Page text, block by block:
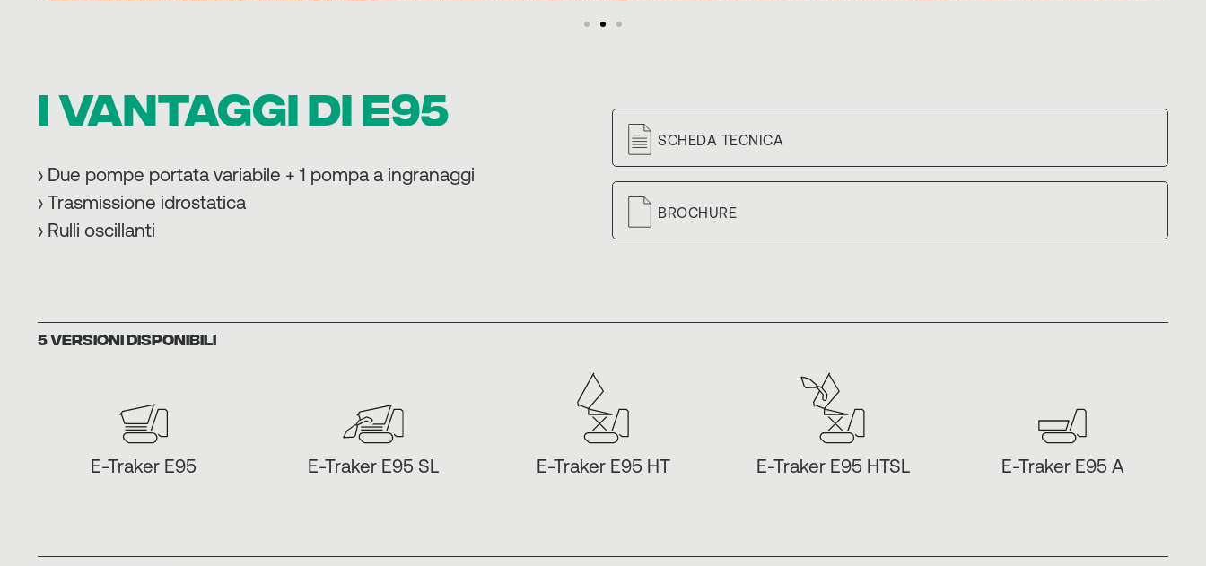
I VANTAGGI DI E95
› Due pompe portata variabile + 1 pompa a ingranaggi
› Trasmissione idrostatica
› Rulli oscillanti
SCHEDA TECNICA
BROCHURE
5 VERSIONI DISPONIBILI
E-Traker E95 E-Traker E95 SL E-Traker E95 HT E-Traker E95 HTSL E-Traker E95 A